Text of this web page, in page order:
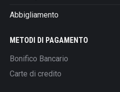
Abbigliamento
METODI DI PAGAMENTO
Bonifico Bancario
Carte di credito